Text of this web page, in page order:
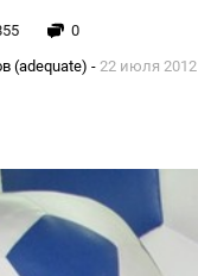
0
(adequate) - 22 июля 2012